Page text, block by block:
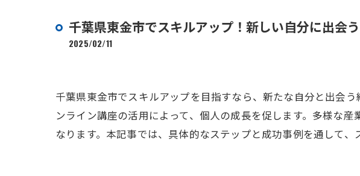
千葉県東金市でスキルアップ！新しい自分に出会
2025/02/11
千葉県東金市でスキルアップを目指すなら、新たな自分と出会
ンライン講座の活用によって、個人の成長を促します。多様な
なります。本記事では、具体的なステップと成功事例を通して、